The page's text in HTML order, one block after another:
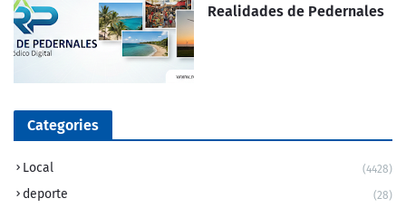
Realidades de Pedernales
Categories
Local (4428)
deporte (28)